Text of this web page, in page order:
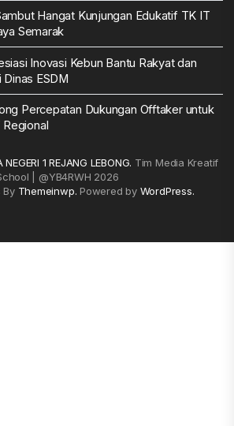
Hangat Kunjungan Edukatif TK IT
Semarak
Inovasi Kebun Bantu Rakyat dan
ESDM
Percepatan Dukungan Offtaker untuk
NEGERI 1 REJANG LEBONG. Tim Media Kreatif
| @YB4RWH 2026
By Themeinwp. Powered by WordPress.